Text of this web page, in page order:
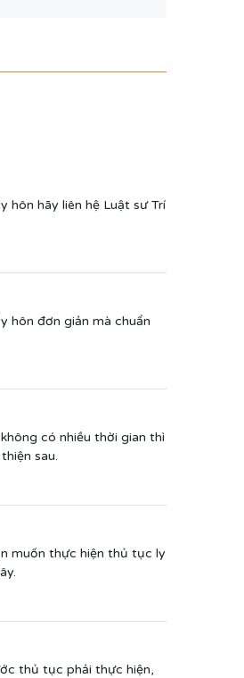
hôn hãy liên hệ Luật sư Trí
hôn đơn giản mà chuẩn
có nhiều thời gian thì
sau.
muốn thực hiện thủ tục ly
thủ tục phải thực hiện,